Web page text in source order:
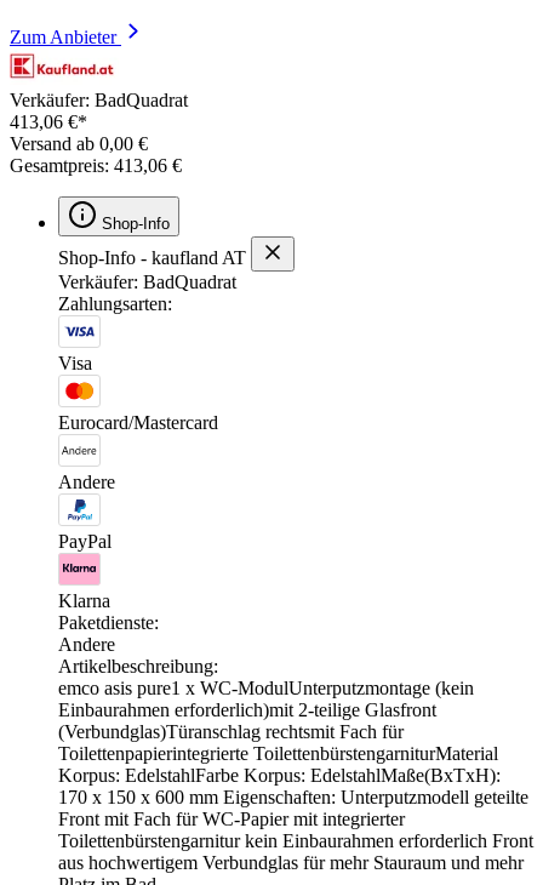
Zum Anbieter
Verkäufer: BadQuadrat
413,06 €*
Versand ab 0,00 €
Gesamtpreis: 413,06 €
Shop-Info
Shop-Info - kaufland AT
Verkäufer: BadQuadrat
Zahlungsarten:
Visa
Eurocard/Mastercard
Andere
PayPal
Klarna
Paketdienste:
Andere
Artikelbeschreibung:
emco asis pure1 x WC-ModulUnterputzmontage (kein
Einbaurahmen erforderlich)mit 2-teilige Glasfront
(Verbundglas)Türanschlag rechtsmit Fach für
Toilettenpapierintegrierte ToilettenbürstengarniturMaterial
Korpus: EdelstahlFarbe Korpus: EdelstahlMaße(BxTxH):
170 x 150 x 600 mm Eigenschaften: Unterputzmodell geteilte
Front mit Fach für WC-Papier mit integrierter
Toilettenbürstengarnitur kein Einbaurahmen erforderlich Front
aus hochwertigem Verbundglas für mehr Stauraum und mehr